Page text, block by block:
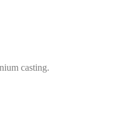
casting.